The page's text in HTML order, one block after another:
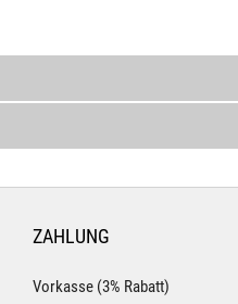
ZAHLUNG
Vorkasse (3% Rabatt)